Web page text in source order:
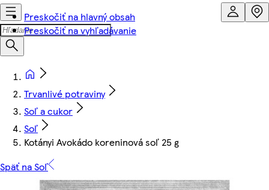
Preskočiť na hlavný obsah
Preskočiť na vyhľadávanie
Trvanlivé potraviny
Soľ a cukor
Soľ
Kotányi Avokádo koreninová soľ 25 g
Späť na Soľ